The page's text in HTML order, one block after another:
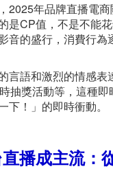
，2025年品牌直播電
是CP值，不是不能
音的盛行，消費行
言語和激烈的情感
抽獎活動等，這種
下！」的即時衝動。
直播成主流